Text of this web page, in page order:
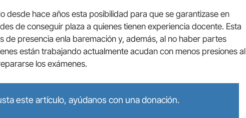
desde hace años esta posibilidad para que se garantizase en
de conseguir plaza a quienes tienen experiencia docente. Esta
de presencia enla baremación y, además, al no haber partes
están trabajando actualmente acudan con menos presiones al
los exámenes.
este artículo, ayúdanos con una donación.